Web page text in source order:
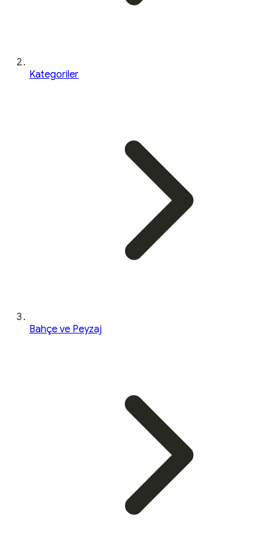
Kategoriler
Bahçe ve Peyzaj